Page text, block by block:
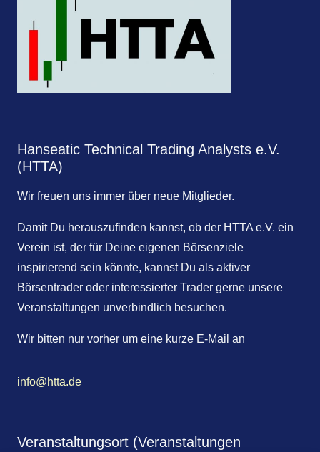
Hanseatic Technical Trading Analysts e.V.
(HTTA)
Wir freuen uns immer über neue Mitglieder.
Damit Du herauszufinden kannst, ob der HTTA e.V. ein
Verein ist, der für Deine eigenen Börsenziele
inspirierend sein könnte, kannst Du als aktiver
Börsentrader oder interessierter Trader gerne unsere
Veranstaltungen unverbindlich besuchen.
Wir bitten nur vorher um eine kurze E-Mail an
info@htta.de
Veranstaltungsort (Veranstaltungen